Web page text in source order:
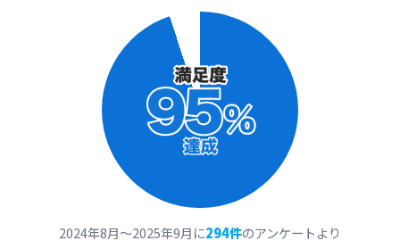
2024年8月～2025年9月に294件のアンケートより